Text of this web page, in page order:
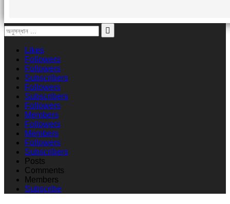
Likes
Followers
Followers
Subscribers
Followers
Subscribers
Followers
Members
Followers
Members
Followers
Subscribers
Posts
Comments
Members
Subscribe